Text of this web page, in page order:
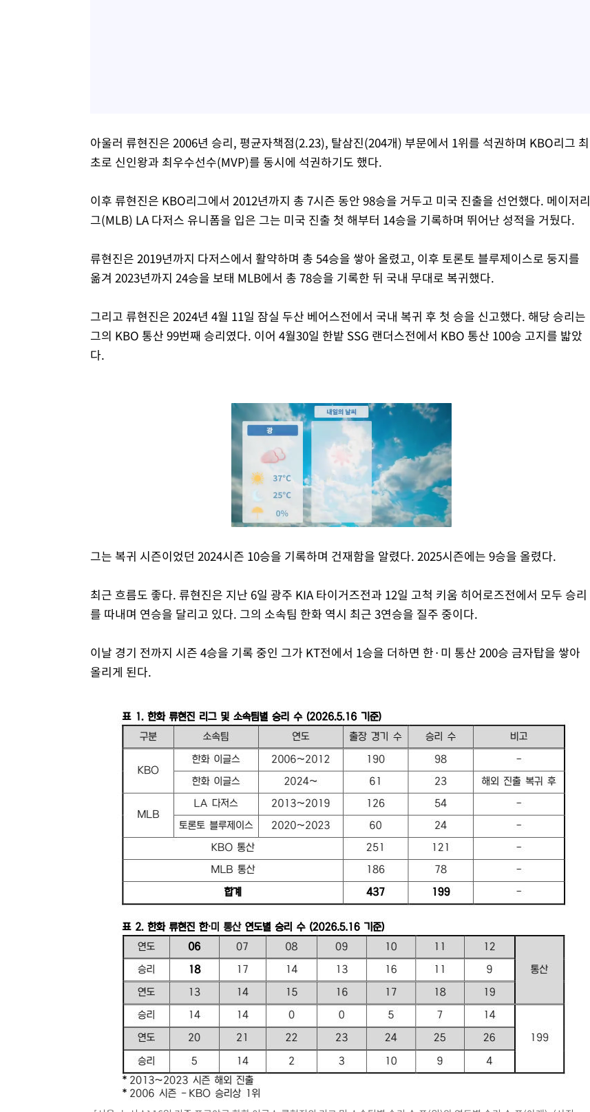
아울러 류현진은 2006년 승리, 평균자책점(2.23), 탈삼진(204개) 부문에서 1위를 석권하며 KBO리그 최
초로 신인왕과 최우수선수(MVP)를 동시에 석권하기도 했다.
이후 류현진은 KBO리그에서 2012년까지 총 7시즌 동안 98승을 거두고 미국 진출을 선언했다. 메이저리
그(MLB) LA 다저스 유니폼을 입은 그는 미국 진출 첫 해부터 14승을 기록하며 뛰어난 성적을 거뒀다.
류현진은 2019년까지 다저스에서 활약하며 총 54승을 쌓아 올렸고, 이후 토론토 블루제이스로 둥지를
옮겨 2023년까지 24승을 보태 MLB에서 총 78승을 기록한 뒤 국내 무대로 복귀했다.
그리고 류현진은 2024년 4월 11일 잠실 두산 베어스전에서 국내 복귀 후 첫 승을 신고했다. 해당 승리는
그의 KBO 통산 99번째 승리였다. 이어 4월30일 한밭 SSG 랜더스전에서 KBO 통산 100승 고지를 밟았
다.
그는 복귀 시즌이었던 2024시즌 10승을 기록하며 건재함을 알렸다. 2025시즌에는 9승을 올렸다.
최근 흐름도 좋다. 류현진은 지난 6일 광주 KIA 타이거즈전과 12일 고척 키움 히어로즈전에서 모두 승리
를 따내며 연승을 달리고 있다. 그의 소속팀 한화 역시 최근 3연승을 질주 중이다.
이날 경기 전까지 시즌 4승을 기록 중인 그가 KT전에서 1승을 더하면 한·미 통산 200승 금자탑을 쌓아
올리게 된다.